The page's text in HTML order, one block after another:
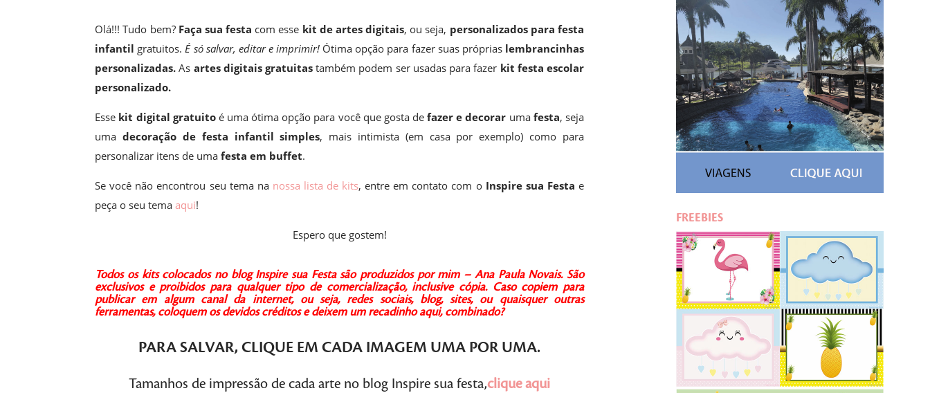
Olá!!! Tudo bem? Faça sua festa com esse kit de artes digitais, ou seja, personalizados para festa
infantil gratuitos.É só salvar, editar e imprimir! Ótima opção para fazer suas próprias lembrancinhas
personalizadas.As artes digitais gratuitas também podem ser usadas para fazer kit festa escolar
personalizado.
Esse kit digital gratuitoé uma ótima opção para você que gosta defazer e decorar uma festa, seja
umadecoração de festa infantil simples, mais intimista (em casa por exemplo) como para
personalizar itens de umafesta em buffet.
Se você não encontrou seu tema na nossa lista de kits, entre em contato com o Inspire sua Festa e
peça o seu temaaqui!
Espero que gostem!
Todos os kits colocados no blog Inspire sua Festa são produzidos por mim – Ana Paula Novais. São
exclusivos e proibidos para qualquer tipo de comercialização, inclusive cópia. Caso copiem para
publicar em algum canal da internet, ou seja, redes sociais, blog, sites, ou quaisquer outras
ferramentas, coloquem os devidos créditos e deixem um recadinho aqui, combinado?
PARA SALVAR,CLIQUE EM CADA IMAGEM UMA POR UMA.
Tamanhos de impressão de cada arte no blog Inspire sua festa,clique aqui
FREEBIES